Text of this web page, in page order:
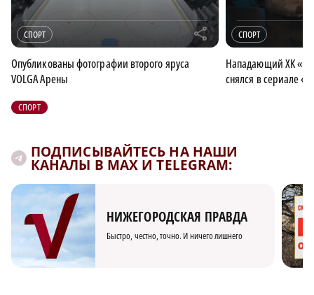
СПОРТ r
Опубликованы фотографии второго яруса
VOLGA Арены
СПОРТ
Нападающий ХК
снялся в сериале
СПОРТ
ПОДПИСЫВАЙТЕСЬ НА НАШИ
КАНАЛЫ В MAX И TELEGRAM:
НИЖЕГОРОДСКАЯ ПРАВДА
Быстро, честно, точно. И ничего лишнего